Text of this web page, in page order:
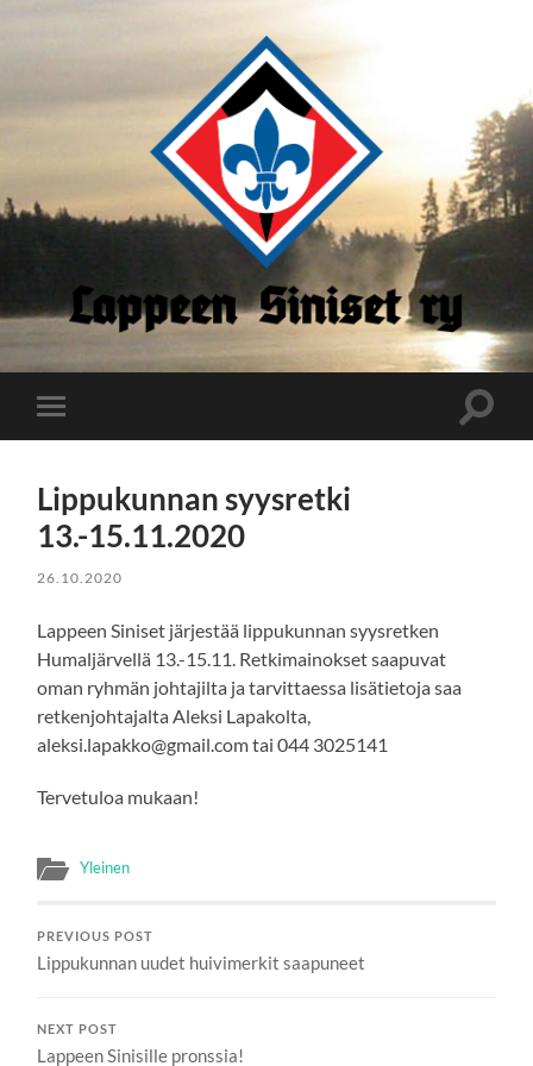
Siniset
Toggle
mobile
Toggle
Lippukunnan syysretki
13.-15.11.2020
26.10.2020
Lappeen Siniset järjestää lippukunnan syysretken
Humaljärvellä 13.-15.11. Retkimainokset saapuvat
oman ryhmän johtajilta ja tarvittaessa lisätietoja saa
retkenjohtajalta Aleksi Lapakolta,
aleksi.lapakko@gmail.com tai 044 3025141
Tervetuloa mukaan!
Yleinen
PREVIOUS POST
Lippukunnan uudet huivimerkit saapuneet
NEXT POST
Lappeen Sinisille pronssia!